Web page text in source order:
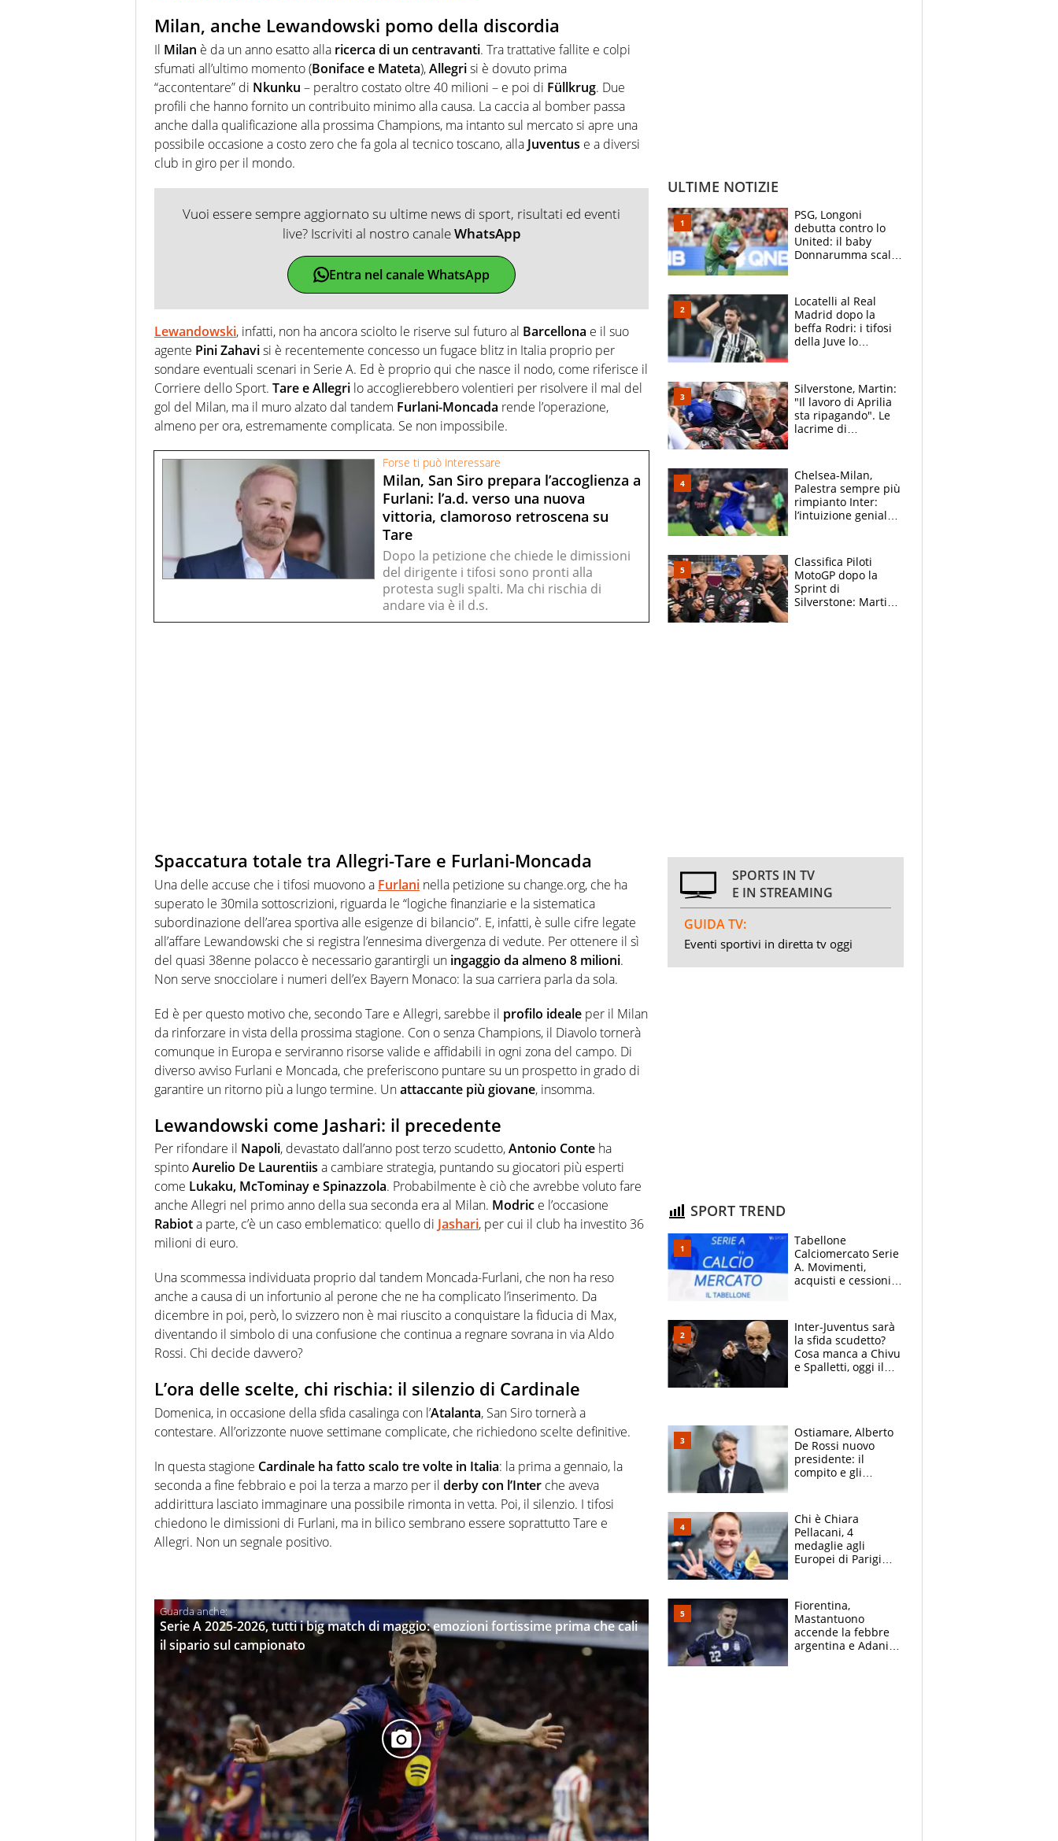
Milan, anche Lewandowski pomo della discordia
Il Milan è da un anno esatto alla ricerca di un centravanti. Tra trattative fallite e colpi
sfumati all’ultimo momento (Boniface e Mateta),Allegrisi è dovuto prima
“accontentare” di Nkunku – peraltro costato oltre 40 milioni – e poi di Füllkrug. Due
profili che hanno fornito un contribuito minimo alla causa. La caccia al bomber passa
anche dalla qualificazione alla prossima Champions, ma intanto sul mercato si apre una
possibile occasione a costo zero che fa gola al tecnico toscano, alla Juventus e a diversi
club in giro per il mondo.
Vuoi essere sempre aggiornato su ultime news di sport, risultati ed eventi
live? Iscriviti al nostro canaleWhatsApp
Entra nel canale WhatsApp
Lewandowski, infatti, non ha ancora sciolto le riserve sul futuro al Barcellona e il suo
agente Pini Zahavisi è recentemente concesso un fugace blitz in Italia proprio per
sondare eventuali scenari in Serie A. Ed è proprio qui che nasce il nodo, come riferisce il
Corriere dello Sport. Tare e Allegri lo accoglierebbero volentieri per risolvere il mal del
gol del Milan, ma il muro alzato dal tandem Furlani-Moncada rende l’operazione,
almeno per ora, estremamente complicata. Se non impossibile.
Forse ti può interessare
Milan, San Siro prepara l’accoglienza a
Furlani: l’a.d. verso una nuova
vittoria, clamoroso retroscena su
Tare
Dopo la petizione che chiede le dimissioni
del dirigente i tifosi sono pronti alla
protesta sugli spalti. Ma chi rischia di
andare via è il d.s.
Spaccatura totale tra Allegri-Tare e Furlani-Moncada
Una delle accuse che i tifosi muovono a Furlani nella petizione su change.org, che ha
superato le 30mila sottoscrizioni, riguarda le “logiche finanziarie e la sistematica
subordinazione dell’area sportiva alle esigenze di bilancio”. E, infatti, è sulle cifre legate
all’affare Lewandowski che si registra l’ennesima divergenza di vedute. Per ottenere il sì
del quasi 38enne polacco è necessario garantirgli un ingaggio da almeno 8 milioni.
Non serve snocciolare i numeri dell’ex Bayern Monaco: la sua carriera parla da sola.
Ed è per questo motivo che, secondo Tare e Allegri, sarebbe il profilo ideale per il Milan
da rinforzare in vista della prossima stagione. Con o senza Champions, il Diavolo tornerà
comunque in Europa e serviranno risorse valide e affidabili in ogni zona del campo. Di
diverso avviso Furlani e Moncada, che preferiscono puntare su un prospetto in grado di
garantire un ritorno più a lungo termine. Unattaccante più giovane, insomma.
Lewandowski come Jashari: il precedente
Per rifondare il Napoli, devastato dall’anno post terzo scudetto,Antonio Conte ha
spintoAurelio De Laurentiis a cambiare strategia, puntando su giocatori più esperti
come Lukaku, McTominay e Spinazzola. Probabilmente è ciò che avrebbe voluto fare
anche Allegri nel primo anno della sua seconda era al Milan. Modric e l’occasione
Rabiota parte, c’è un caso emblematico: quello di Jashari, per cui il club ha investito 36
milioni di euro.
Una scommessa individuata proprio dal tandem Moncada-Furlani, che non ha reso
anche a causa di un infortunio al perone che ne ha complicato l’inserimento. Da
dicembre in poi, però, lo svizzero non è mai riuscito a conquistare la fiducia di Max,
diventando il simbolo di una confusione che continua a regnare sovrana in via Aldo
Rossi. Chi decide davvero?
L’ora delle scelte, chi rischia: il silenzio di Cardinale
Domenica, in occasione della sfida casalinga con l’Atalanta, San Siro tornerà a
contestare. All’orizzonte nuove settimane complicate, che richiedono scelte definitive.
In questa stagione Cardinale ha fatto scalo tre volte in Italia: la prima a gennaio, la
seconda a fine febbraio e poi la terza a marzo per il derby con l’Inter che aveva
addirittura lasciato immaginare una possibile rimonta in vetta. Poi, il silenzio. I tifosi
chiedono le dimissioni di Furlani, ma in bilico sembrano essere soprattutto Tare e
Allegri. Non un segnale positivo.
Serie A 2025-2026, tutti i big match di maggio: emozioni fortissime prima che cali
il sipario sul campionato
ULTIME NOTIZIE
PSG, Longoni
debutta contro lo
United: il baby
Donnarumma scalza
Locatelli al Real
Madrid dopo la
beffa Rodri: i tifosi
della Juve lo
Silverstone, Martin:
"Il lavoro di Aprilia
sta ripagando". Le
lacrime di
la gara domani"
Chelsea-Milan,
Palestra sempre più
rimpianto Inter:
l’intuizione geniale
Classifica Piloti
MotoGP dopo la
Sprint di
Silverstone: Martin
SPORTS IN TV
E IN STREAMING
GUIDA TV:
Eventi sportivi in diretta tv oggi
SPORT TREND
Tabellone
Calciomercato Serie
A. Movimenti,
acquisti e cessioni:
Inter-Juventus sarà
la sfida scudetto?
Cosa manca a Chivu
e Spalletti, oggi il
Ostiamare, Alberto
De Rossi nuovo
presidente: il
compito e gli
Chi è Chiara
Pellacani, 4
medaglie agli
Europei di Parigi
giornalista, mamma
insegnante e il
fratello calciatore
Fiorentina,
Mastantuono
accende la febbre
argentina e Adani